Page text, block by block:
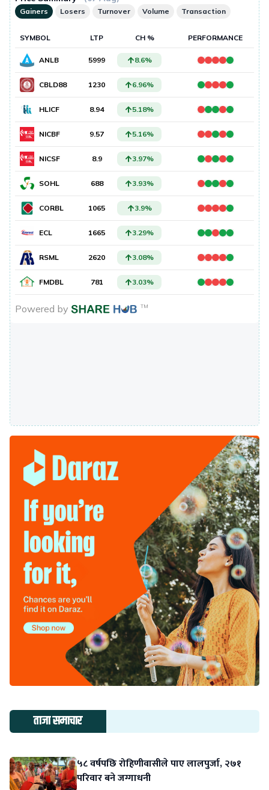
ताजा समाचार
५८ वर्षपछि रोहिणीवासीले पाए लालपुर्जा, २७१
परिवार बने जग्गाधनी